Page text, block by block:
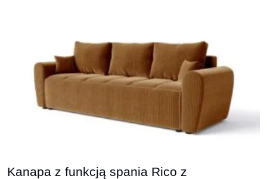
Kanapa z funkcją spania Rico z